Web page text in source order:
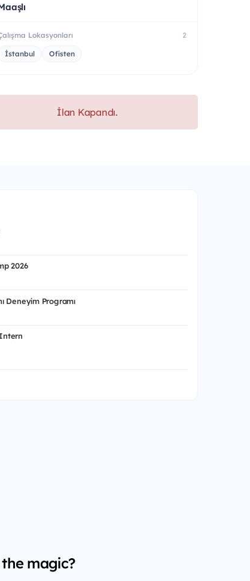
Lokasyonları 2
İstanbul Ofisten
İlan Kapandı.
2026
Deneyim Programı
magic?